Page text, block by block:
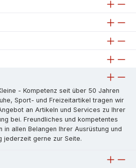
- Kompetenz seit über 50 Jahren
Sport- und Freizeitartikel tragen wir
an Artikeln und Services zu Ihrer
bei. Freundliches und kompetentes
in allen Belangen Ihrer Ausrüstung und
jederzeit gerne zur Seite.